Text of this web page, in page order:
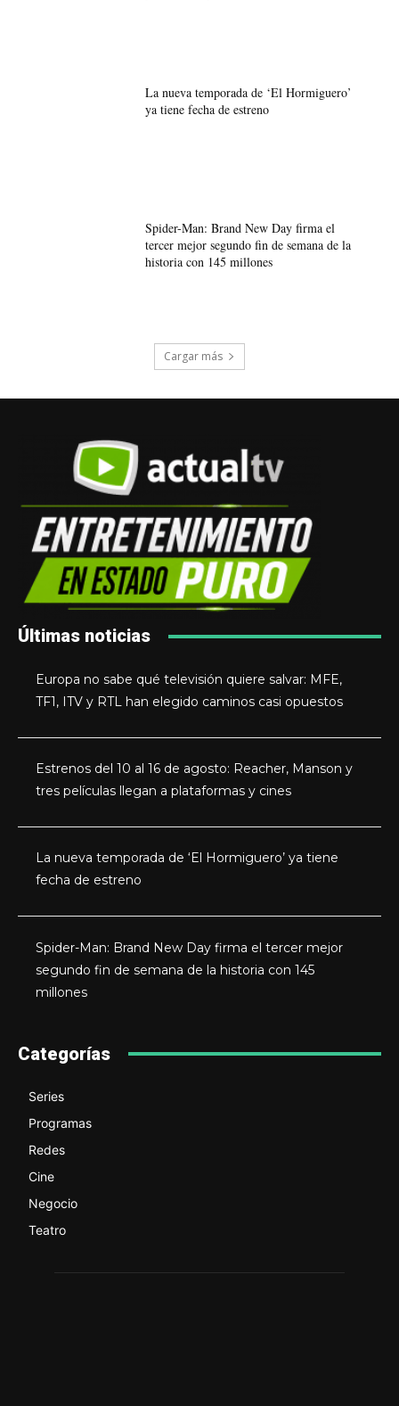
La nueva temporada de ‘El Hormiguero’
ya tiene fecha de estreno
Spider-Man: Brand New Day firma el
tercer mejor segundo fin de semana de la
historia con 145 millones
Cargar más
Últimas noticias
Europa no sabe qué televisión quiere salvar: MFE,
TF1, ITV y RTL han elegido caminos casi opuestos
Estrenos del 10 al 16 de agosto: Reacher, Manson y
tres películas llegan a plataformas y cines
La nueva temporada de ‘El Hormiguero’ ya tiene
fecha de estreno
Spider-Man: Brand New Day firma el tercer mejor
segundo fin de semana de la historia con 145
millones
Categorías
Series
Programas
Redes
Cine
Negocio
Teatro